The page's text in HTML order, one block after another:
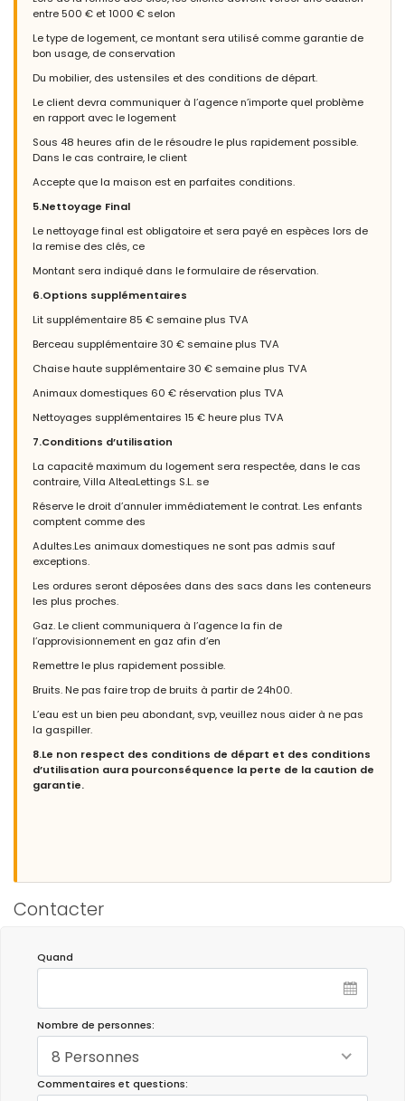
entre 500 € et 1000 € selon
Le type de logement, ce montant sera utilisé comme garantie de
bon usage, de conservation
Du mobilier, des ustensiles et des conditions de départ.
Le client devra communiquer à l’agence n’importe quel problème
en rapport avec le logement
Sous 48 heures afin de le résoudre le plus rapidement possible.
Dans le cas contraire, le client
Accepte que la maison est en parfaites conditions.
5.Nettoyage Final
Le nettoyage final est obligatoire et sera payé en espèces lors de
la remise des clés, ce
Montant sera indiqué dans le formulaire de réservation.
6.Options supplémentaires
Lit supplémentaire 85 € semaine plus TVA
Berceau supplémentaire 30 € semaine plus TVA
Chaise haute supplémentaire 30 € semaine plus TVA
Animaux domestiques 60 € réservation plus TVA
Nettoyages supplémentaires 15 € heure plus TVA
7.Conditions d’utilisation
La capacité maximum du logement sera respectée, dans le cas
contraire, Villa AlteaLettings S.L. se
Réserve le droit d’annuler immédiatement le contrat. Les enfants
comptent comme des
Adultes.Les animaux domestiques ne sont pas admis sauf
exceptions.
Les ordures seront déposées dans des sacs dans les conteneurs
les plus proches.
Gaz. Le client communiquera à l’agence la fin de
l’approvisionnement en gaz afin d’en
Remettre le plus rapidement possible.
Bruits. Ne pas faire trop de bruits à partir de 24h00.
L’eau est un bien peu abondant, svp, veuillez nous aider à ne pas
la gaspiller.
8.Le non respect des conditions de départ et des conditions
d’utilisation aura pourconséquence la perte de la caution de
garantie.
Contacter
Quand
Nombre de personnes:
8 Personnes
Commentaires et questions: